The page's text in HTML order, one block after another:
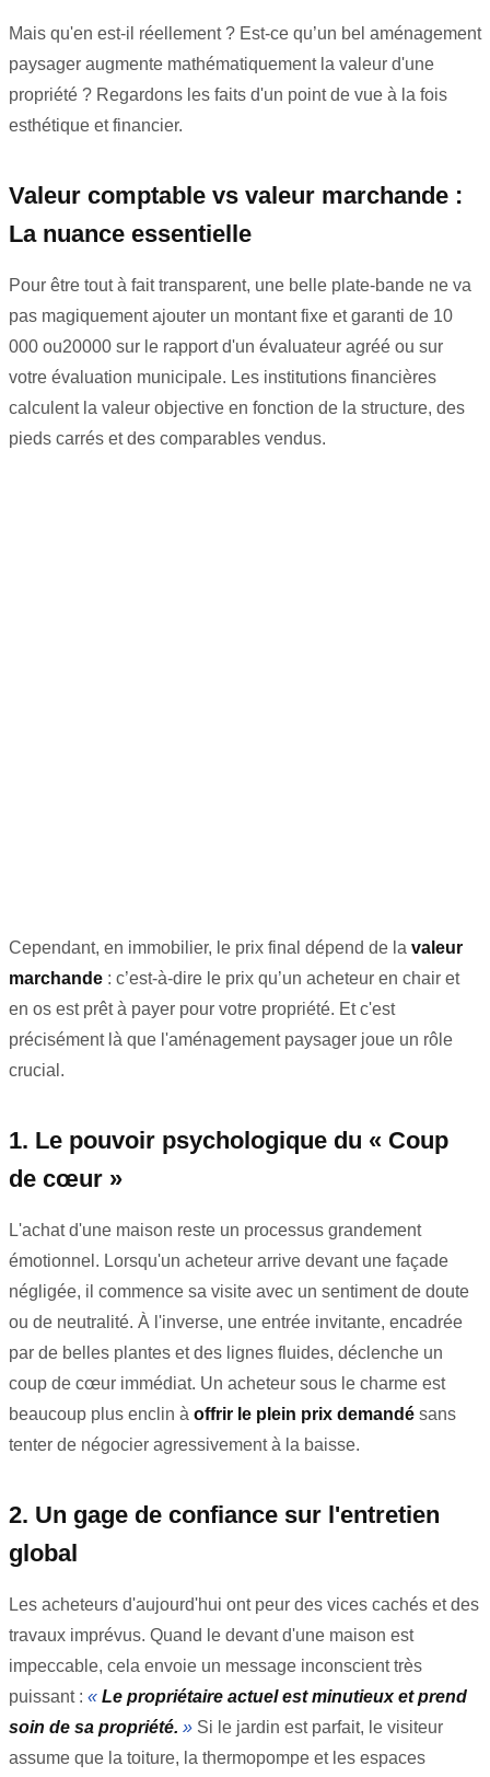
Mais qu'en est-il réellement ? Est-ce qu’un bel aménagement
paysager augmente mathématiquement la valeur d'une
propriété ? Regardons les faits d'un point de vue à la fois
esthétique et financier.
Valeur comptable vs valeur marchande :
La nuance essentielle
Pour être tout à fait transparent, une belle plate-bande ne va
pas magiquement ajouter un montant fixe et garanti de 10
000 ou20000 sur le rapport d'un évaluateur agréé ou sur
votre évaluation municipale. Les institutions financières
calculent la valeur objective en fonction de la structure, des
pieds carrés et des comparables vendus.
Cependant, en immobilier, le prix final dépend de la valeur
marchande : c’est-à-dire le prix qu’un acheteur en chair et
en os est prêt à payer pour votre propriété. Et c'est
précisément là que l'aménagement paysager joue un rôle
crucial.
1. Le pouvoir psychologique du « Coup
de cœur »
L'achat d'une maison reste un processus grandement
émotionnel. Lorsqu'un acheteur arrive devant une façade
négligée, il commence sa visite avec un sentiment de doute
ou de neutralité. À l'inverse, une entrée invitante, encadrée
par de belles plantes et des lignes fluides, déclenche un
coup de cœur immédiat. Un acheteur sous le charme est
beaucoup plus enclin à offrir le plein prix demandé sans
tenter de négocier agressivement à la baisse.
2. Un gage de confiance sur l'entretien
global
Les acheteurs d'aujourd'hui ont peur des vices cachés et des
travaux imprévus. Quand le devant d'une maison est
impeccable, cela envoie un message inconscient très
puissant : « Le propriétaire actuel est minutieux et prend
soin de sa propriété. » Si le jardin est parfait, le visiteur
assume que la toiture, la thermopompe et les espaces